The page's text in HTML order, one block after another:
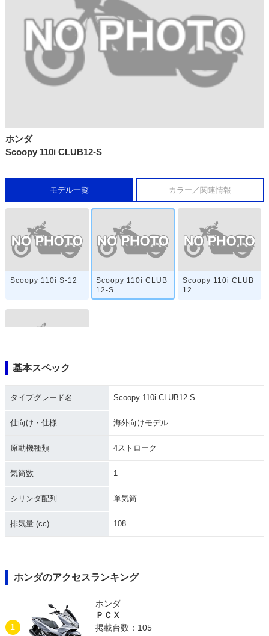
ホンダ
Scoopy 110i CLUB12-S
モデル一覧 カラー／関連情報
Scoopy 110i S-12
Scoopy 110i CLUB
12-S
Scoopy 110i CLUB
12
基本スペック
タイプグレード名 Scoopy 110i CLUB12-S
仕向け・仕様 海外向けモデル
原動機種類 4ストローク
気筒数 1
シリンダ配列 単気筒
排気量 (cc) 108
ホンダのアクセスランキング
1
ホンダ
ＰＣＸ
掲載台数：105